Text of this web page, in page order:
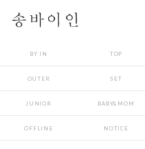
BY IN TOP
OUTER SET
JUNIOR BABY&MOM
OFFLINE NOTICE